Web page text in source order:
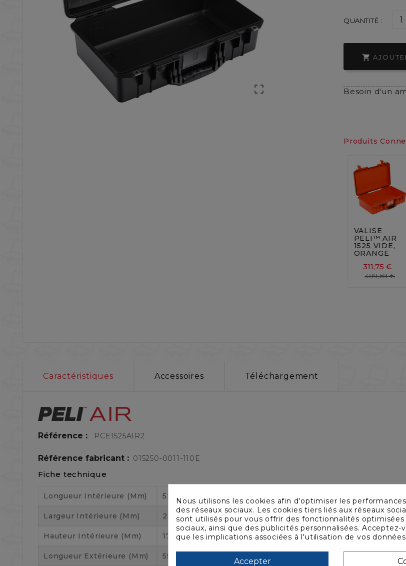

QUANTITÉ :

Besoin d'un
Produits
 
VALISE
PELI™ AIR
1525 VIDE,
ORANGE
311,75 €
389,69 €
Caractéristiques Accessoires Téléchargement
Référence : PCE1525AIR2
Référence fabricant : 015250-0011-110E
Fiche technique
Longueur Intérieure (mm) 521
Largeur Intérieure (mm) 287
Hauteur Intérieure (mm) 171
Longueur Extérieure (mm) 558
Nous utilisons les cookies afin d'optimiser les
des réseaux sociaux. Les cookies tiers liés aux réseaux
sont utilisés pour vous offrir des fonctionnalités optimisées
sociaux, ainsi que des publicités personnalisées. Acceptez-
que les implications associées à l'utilisation de vos
Accepter